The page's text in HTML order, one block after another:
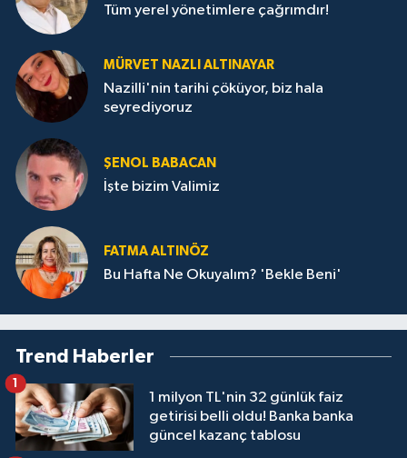
Tüm yerel yönetimlere çağrımdır!
MÜRVET NAZLI ALTINAYAR
Nazilli'nin tarihi çöküyor, biz hala
seyrediyoruz
ŞENOL BABACAN
İşte bizim Valimiz
FATMA ALTINÖZ
Bu Hafta Ne Okuyalım? 'Bekle Beni'
Trend Haberler
1 milyon TL'nin 32 günlük faiz
getirisi belli oldu! Banka banka
güncel kazanç tablosu
1